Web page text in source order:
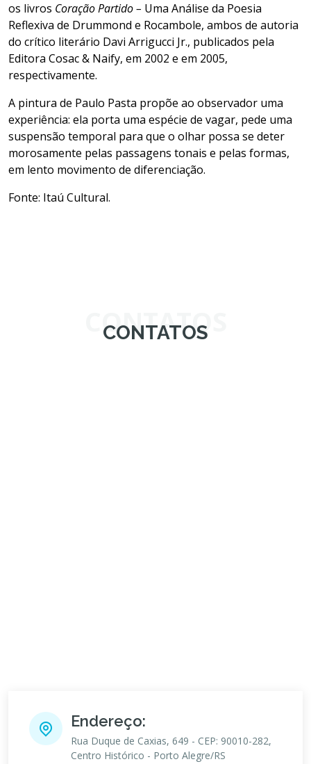
os livros Coração Partido – Uma Análise da Poesia
Reflexiva de Drummond e Rocambole, ambos de autoria
do crítico literário Davi Arrigucci Jr., publicados pela
Editora Cosac & Naify, em 2002 e em 2005,
respectivamente.
A pintura de Paulo Pasta propõe ao observador uma
experiência: ela porta uma espécie de vagar, pede uma
suspensão temporal para que o olhar possa se deter
morosamente pelas passagens tonais e pelas formas,
em lento movimento de diferenciação.
Fonte: Itaú Cultural.
CONTATOS
CONTATOS
Endereço:
Rua Duque de Caxias, 649 - CEP: 90010-282,
Centro Histórico - Porto Alegre/RS